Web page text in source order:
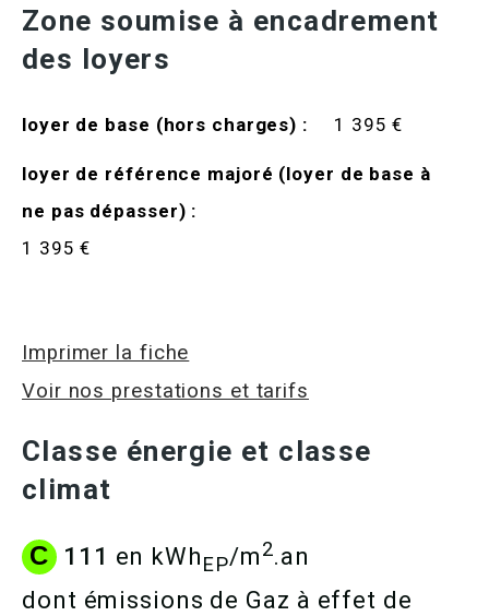
Zone soumise à encadrement
des loyers
loyer de base (hors charges) : 1 395 €
loyer de référence majoré (loyer de base à
ne pas dépasser) :
1 395 €
Imprimer la fiche
Voir nos prestations et tarifs
Classe énergie et classe
climat
C 111 en kWhEP/m2.an
dont émissions de Gaz à effet de